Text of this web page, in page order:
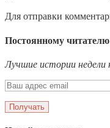
Для отправки
Постоянному
Лучшие истории недели